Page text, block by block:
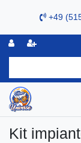
+49
Kit